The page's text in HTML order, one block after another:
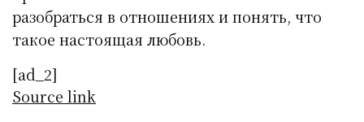
разобраться в отношениях и понять, что
такое настоящая любовь.
[ad_2]
Source link